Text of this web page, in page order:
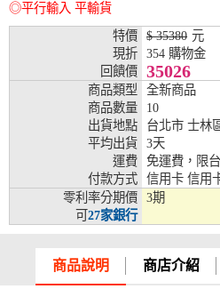
◎平行輸入 平輸貨
特價
$ 35380 元
現折
354 購物金
回饋價
35026
商品類型
全新商品
商品數量
10
出貨地點
台北市 士林
平均出貨
3天
運費
免運費，限
付款方式
信用卡 信用
零利率分期價
可27家銀行
3期
商品說明 商店介紹
兆豐銀行、合作
彰化銀行、上海
台灣企銀、台中
臺灣新光銀行、
銀、元大銀行、
行、星展銀行、
託、台灣樂天、三
兆豐銀行、合作
彰化銀行、上海
台灣企銀、台中
臺灣新光銀行、
銀、元大銀行、
託、台灣樂天、
兆豐銀行、合作